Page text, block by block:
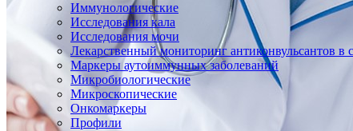
Иммунологические
Исследования кала
Исследования мочи
Лекарственный мониторинг антиконвульсантов в
Маркеры аутоиммунных заболеваний
Микробиологические
Микроскопические
Онкомаркеры
Профили